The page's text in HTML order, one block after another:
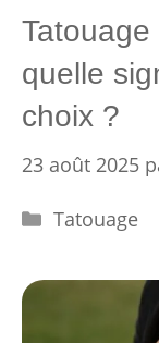
quelle
choix ?
23 août 2025
Catégories
Tatouage